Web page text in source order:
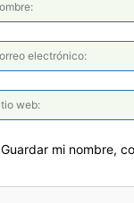
Guardar mi nombre,